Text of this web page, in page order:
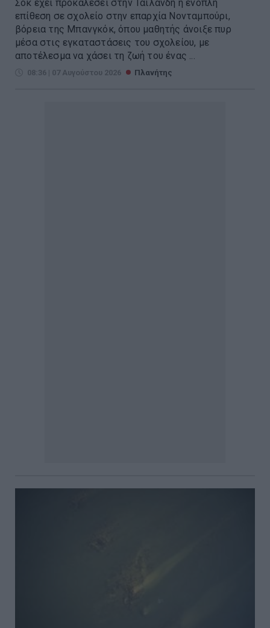
Σοκ έχει προκαλέσει στην Ταϊλάνδη η ένοπλη
επίθεση σε σχολείο στην επαρχία Νονταμπούρι,
βόρεια της Μπανγκόκ, όπου μαθητής άνοιξε πυρ
μέσα στις εγκαταστάσεις του σχολείου, με
αποτέλεσμα να χάσει τη ζωή του ένας ...
08:36 | 07 Αυγούστου 2026 Πλανήτης